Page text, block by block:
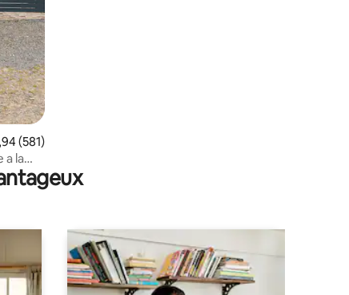
moyenne sur la base de 581 commentaires : 4,94 sur 5
(581)
a la